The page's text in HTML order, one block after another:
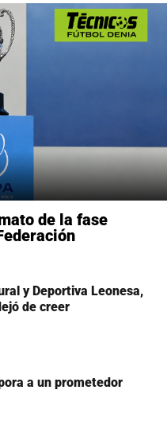
de la fase
y Deportiva Leonesa,
de creer
a un prometedor